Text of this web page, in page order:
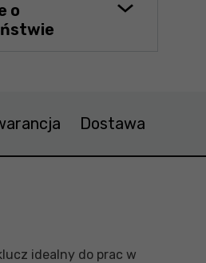
o
Dostawa
idealny do prac w